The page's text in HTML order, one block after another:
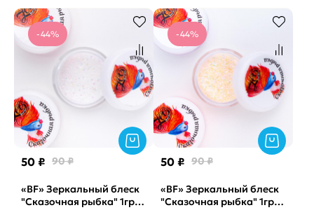
-44%
50 ₽ 90 ₽
«BF» Зеркальный блеск
"Сказочная рыбка" 1гр
-44%
50 ₽ 90 ₽
«BF» Зеркальный блеск
"Сказочная рыбка" 1гр